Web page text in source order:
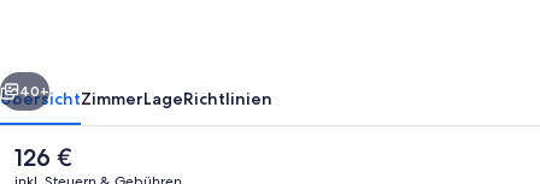
Weiter
40+
ÜbersichtZimmerLageRichtlinien
Der
aktuelle
126 €